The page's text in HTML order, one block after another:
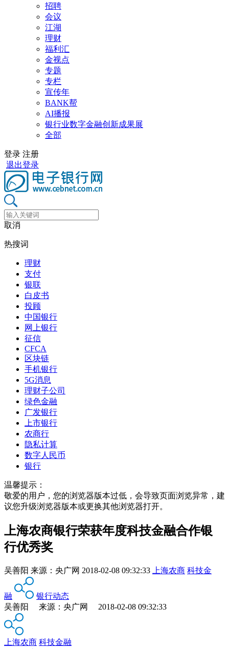
招聘
会议
江湖
理财
福利汇
金视点
专题
专栏
宣传年
BANK帮
AI播报
银行业数字金融创新成果展
全部
登录 注册
退出登录
取消
热搜词
理财
支付
银联
白皮书
投顾
中国银行
网上银行
征信
CFCA
区块链
手机银行
5G消息
理财子公司
绿色金融
广发银行
上市银行
农商行
隐私计算
数字人民币
银行
温馨提示：
敬爱的用户，您的浏览器版本过低，会导致页面浏览异常，建
议您升级浏览器版本或更换其他浏览器打开。
上海农商银行荣获年度科技金融合作银
行优秀奖
吴善阳 来源： 央广网 2018-02-08 09:32:33 上海农商 科技金
融
银行动态
吴善阳 来源：央广网 2018-02-08 09:32:33
上海农商 科技金融